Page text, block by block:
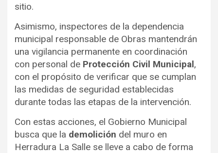
sitio.
Asimismo, inspectores de la dependencia
municipal responsable de Obras mantendrán
una vigilancia permanente en coordinación
con personal de Protección Civil Municipal,
con el propósito de verificar que se cumplan
las medidas de seguridad establecidas
durante todas las etapas de la intervención.
Con estas acciones, el Gobierno Municipal
busca que la demolición del muro en
Herradura La Salle se lleve a cabo de forma